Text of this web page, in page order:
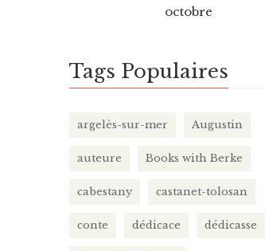
octobre
Tags Populaires
argelès-sur-mer Augustin
auteure Books with Berke
cabestany castanet-tolosan
conte dédicace dédicasse